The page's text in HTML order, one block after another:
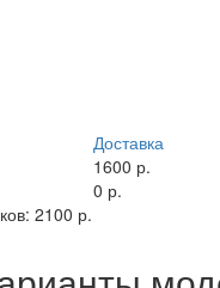
Доставка
1600 р.
0 р.
2100 р.